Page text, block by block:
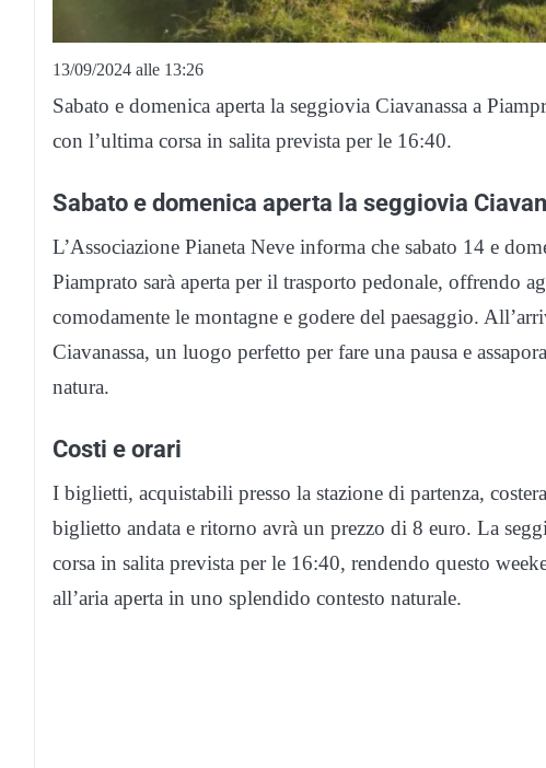
13/09/2024 alle 13:26
Sabato e domenica aperta la seggiovia Ciavanassa a
con l’ultima corsa in salita prevista per le 16:40.
Sabato e domenica aperta la seggiovia
L’Associazione Pianeta Neve informa che sabato 14 e
Piamprato sarà aperta per il trasporto pedonale, offrendo
comodamente le montagne e godere del paesaggio.
Ciavanassa, un luogo perfetto per fare una pausa e
natura.
Costi e orari
I biglietti, acquistabili presso la stazione di partenza,
biglietto andata e ritorno avrà un prezzo di 8 euro. La
corsa in salita prevista per le 16:40, rendendo questo
all’aria aperta in uno splendido contesto naturale.